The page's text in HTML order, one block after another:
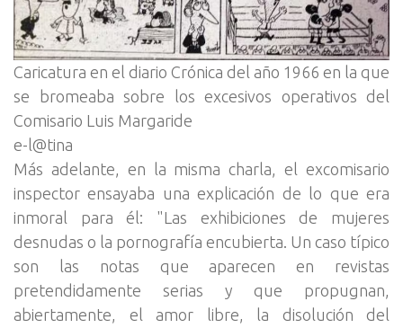
Caricatura en el diario Crónica del año 1966 en la que
se bromeaba sobre los excesivos operativos del
Comisario Luis Margaride
e-l@tina
Más adelante, en la misma charla, el excomisario
inspector ensayaba una explicación de lo que era
inmoral para él: "Las exhibiciones de mujeres
desnudas o la pornografía encubierta. Un caso típico
son las notas que aparecen en revistas
pretendidamente serias y que propugnan,
abiertamente, el amor libre, la disolución del